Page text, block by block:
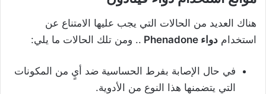
هناك العديد من الحالات التي يجب عليها الامتناع عن
استخدام دواء Phenadone .. ومن تلك الحالات ما يلي:
في حال الإصابة بفرط الحساسية ضد أيٍ من المكونات
التي يتضمنها هذا النوع من الأدوية.